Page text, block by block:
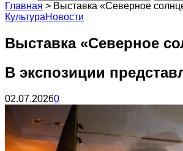
Главная > Выставка «Северное
КультураНовости
Выставка «Северное
В экспозиции
02.07.20260